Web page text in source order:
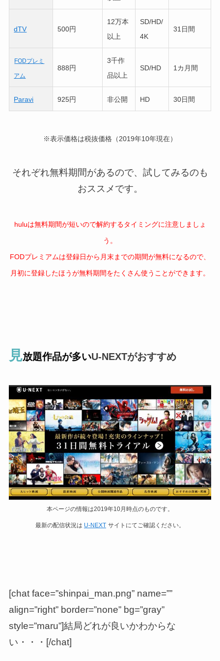
dTV 500円
12万本
以上
SD/HD/
4K
31日間
FODプレミ
アム
888円
3千作
品以上
SD/HD 1カ月間
Paravi 925円 非公開 HD 30日間
※表示価格は税抜価格（2019年10年現在）
それぞれ無料期間があるので、試してみるのも
おススメです。
huluは無料期間が短いので解約するタイミングに注意しましょ
う。
FODプレミアムは登録日から月末までの期間が無料になるので、
月初に登録したほうが無料期間をたくさん使うことができます。
見放題作品が多いU-NEXTがおすすめ
本ページの情報は2019年10月時点のものです。
最新の配信状況は U-NEXT サイトにてご確認ください。
[chat face=”shinpai_man.png” name=””
align=”right” border=”none” bg=”gray”
style=”maru”]結局どれが良いかわからな
い・・・[/chat]